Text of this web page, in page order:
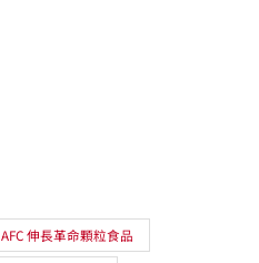
AFC 伸長革命顆粒食品